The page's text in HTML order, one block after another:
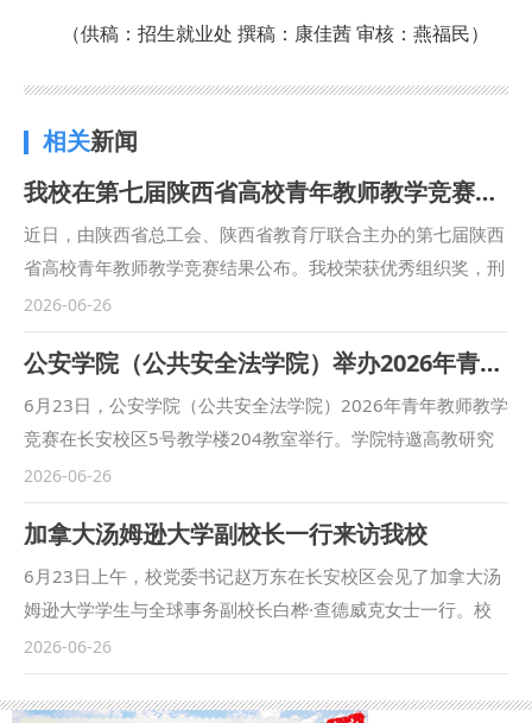
（供稿：招生就业处 撰稿：康佳茜 审核：燕福民）
相关新闻
我校在第七届陕西省高校青年教师教学竞赛中取得优异成绩
近日，由陕西省总工会、陕西省教育厅联合主办的第七届陕西
省高校青年教师教学竞赛结果公布。我校荣获优秀组织奖，刑
事法学院任禹行老师荣获一等奖，马克思主义学院王隽老师荣
获二等奖。 全省107所高校204名优秀青年教师同台竞技，我
校参赛教师沉着应战、从容展示，凭借扎实的专业素养、良好
的教学能力和鲜明的育人特色取得优异成绩，充分展现出我校
青年教师过硬的教学基本功与课堂育人实力。两位获奖教师紧
扣立德树人根本任务，结合学科特色精研授课内容，以严谨的
教学设计、自然的课堂互动和鲜明的育人导向，在全省高水平
选手比拼中脱颖而出。 备赛期间，校工会、教师发展中心统
筹推进，依托校内青年教师教学竞赛选拔赛择优推荐参赛人
选，并组建教学指导专家组，从课程内容打磨、课件优化、课
洋 审核：朱茂）
2026-06-26
公安学院（公共安全法学院）举办2026年青年教师教学竞赛
6月23日，公安学院（公共安全法学院）2026年青年教师教学
竞赛在长安校区5号教学楼204教室举行。学院特邀高教研究
所所长、教务处副处长冯颖教授，校督导专家王东明教授，公
安学院院长刘仁琦教授组成专家评审组，学院7名青年教师同
台竞技、交流互鉴。 赛场上，参赛教师紧扣公安法治人才培
养定位，备课扎实、教态从容，课堂设计逻辑清晰、重点突
出，充分展现了扎实的教学基本功与鲜明的公安学科特色。授
课内容兼顾理论与实务，并灵活运用案例教学、情境模拟等多
元教法，打破传统讲授边界，呈现出一批兼具思想性、专业性
与创新性的优质课堂。 点评环节，评审专家结合参赛教师的
2026-06-26
加拿大汤姆逊大学副校长一行来访我校
6月23日上午，校党委书记赵万东在长安校区会见了加拿大汤
姆逊大学学生与全球事务副校长白桦·查德威克女士一行。校
党委委员、副校长单文华，国际交流与合作处、商学院（管理
学院）负责人陪同并参加座谈。 赵万东对白桦·查德威克一行
到访我校表示欢迎。他表示，今年两国领导人会晤联合声明为
2026-06-26